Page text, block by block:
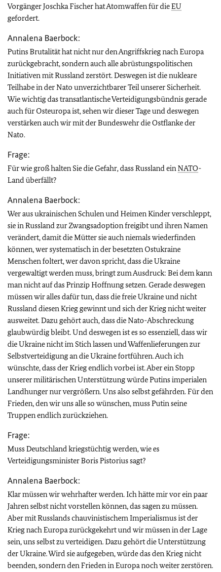
Vorgänger Joschka Fischer hat Atomwaffen für dieEU
gefordert.
Annalena Baerbock:
Putins Brutalität hat nicht nur den Angriffskrieg nach Europa
zurückgebracht, sondern auch alle abrüstungspolitischen
Initiativen mit Russland zerstört. Deswegen ist die nukleare
Teilhabe in der Nato unverzichtbarer Teil unserer Sicherheit.
Wie wichtig das transatlantische Verteidigungsbündnis gerade
auch für Osteuropa ist, sehen wir dieser Tage und deswegen
verstärken auch wir mit der Bundeswehr die Ostflanke der
Nato.
Frage:
Für wie groß halten Sie die Gefahr, dass Russland einNATO-
Land überfällt?
Annalena Baerbock:
Wer aus ukrainischen Schulen und Heimen Kinder verschleppt,
sie in Russland zur Zwangsadoption freigibt und ihren Namen
verändert, damit die Mütter sie auch niemals wiederfinden
können, wer systematisch in der besetzten Ostukraine
Menschen foltert, wer davon spricht, dass die Ukraine
vergewaltigt werden muss, bringt zum Ausdruck: Bei dem kann
man nicht auf das Prinzip Hoffnung setzen. Gerade deswegen
müssen wir alles dafür tun, dass die freie Ukraine und nicht
Russland diesen Krieg gewinnt und sich der Krieg nicht weiter
ausweitet. Dazu gehört auch, dass die Nato-Abschreckung
glaubwürdig bleibt. Und deswegen ist es so essenziell, dass wir
die Ukraine nicht im Stich lassen und Waffenlieferungen zur
Selbstverteidigung an die Ukraine fortführen. Auch ich
wünschte, dass der Krieg endlich vorbei ist. Aber ein Stopp
unserer militärischen Unterstützung würde Putins imperialen
Landhunger nur vergrößern. Uns also selbst gefährden. Für den
Frieden, den wir uns alle so wünschen, muss Putin seine
Truppen endlich zurückziehen.
Frage:
Muss Deutschland kriegstüchtig werden, wie es
Verteidigungsminister Boris Pistorius sagt?
Annalena Baerbock:
Klar müssen wir wehrhafter werden. Ich hätte mir vor ein paar
Jahren selbst nicht vorstellen können, das sagen zu müssen.
Aber mit Russlands chauvinistischem Imperialismus ist der
Krieg nach Europa zurückgekehrt und wir müssen in der Lage
sein, uns selbst zu verteidigen. Dazu gehört die Unterstützung
der Ukraine. Wird sie aufgegeben, würde das den Krieg nicht
beenden, sondern den Frieden in Europa noch weiter zerstören.